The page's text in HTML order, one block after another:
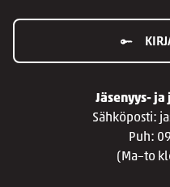
Jäsenyys-
Sähköposti:
Puh:
(Ma–to